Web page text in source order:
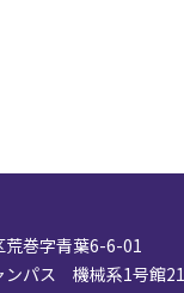
荒巻字青葉6-6-01
ンパス 機械系1号館